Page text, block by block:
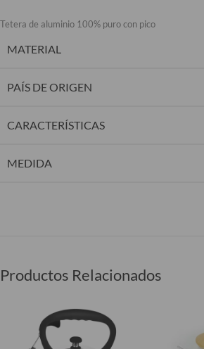
Tetera de aluminio 100% puro con pico
MATERIAL
PAÍS DE ORIGEN
CARACTERÍSTICAS
MEDIDA
Productos Relacionados